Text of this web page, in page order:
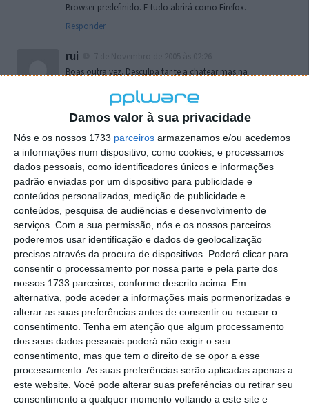
Damos valor à sua privacidade
Nós e os nossos 1733 parceiros armazenamos e/ou acedemos
a informações num dispositivo, como cookies, e processamos
dados pessoais, como identificadores únicos e informações
padrão enviadas por um dispositivo para publicidade e
conteúdos personalizados, medição de publicidade e
conteúdos, pesquisa de audiências e desenvolvimento de
serviços. Com a sua permissão, nós e os nossos parceiros
poderemos usar identificação e dados de geolocalização
precisos através da procura de dispositivos. Poderá clicar para
consentir o processamento por nossa parte e pela parte dos
nossos 1733 parceiros, conforme descrito acima. Em
alternativa, pode aceder a informações mais pormenorizadas e
alterar as suas preferências antes de consentir ou recusar o
consentimento. Tenha em atenção que algum processamento
dos seus dados pessoais poderá não exigir o seu
consentimento, mas que tem o direito de se opor a esse
processamento. As suas preferências serão aplicadas apenas a
este website. Você pode alterar suas preferências ou retirar seu
consentimento a qualquer momento voltando a este site e
Browser predefinido. E tudo abrirá como Firefox.
Responder
rui
Boas outra vez. Desculpa tar te a chatear mas na
o firefox como browser predefenido
de control tudo e nada. Tou a comecar a desesperar, ate ja
tentei apagar o explorer na tentativa de forçar o uso do
firefox mas em vao. Kaso te lembres de outra dica fico
agradecido, caso contrario obrigado a mesma
Responder
Vítor M.
7 de Novembro de 2005 às 01:39
@Reporter
Desculpa mas o link funciona. Seja como for segue por mail
o MSn Messenger 8.
Responder
Vítor M.
7 de Novembro de 2005 às 11:21
@Rui
Tens de encontrar o que te falei. Faz da seguinte maneira,
janela iniciar e no topo dessa janela com o botão direito do
rato faz propriedades. Depois no separador Menu ‘Iniciar’
clica no botão ‘Personalizar’ aí encontrarás no separador
geral a opção para escolheres o Browser com que queres